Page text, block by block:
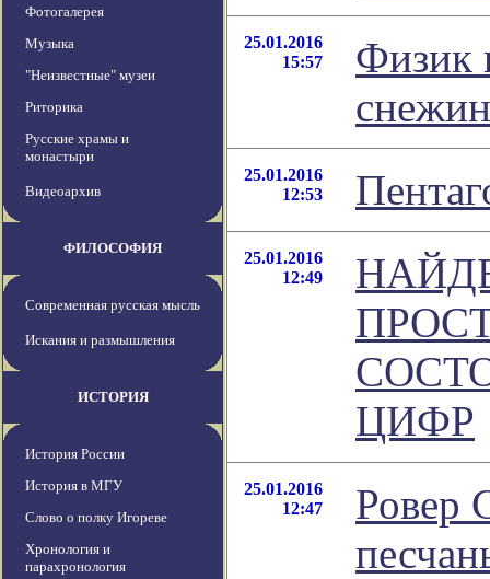
Фотогалерея
Музыка
"Неизвестные" музеи
Риторика
Русские храмы и
монастыри
Видеоархив
ФИЛОСОФИЯ
Современная русская мысль
Искания и размышления
ИСТОРИЯ
История России
История в МГУ
Слово о полку Игореве
Хронология и
парахронология
25.01.2016
15:57
Физик
25.01.2016
12:53
25.01.2016
12:49
ЦИФР
25.01.2016
12:47
Ровер